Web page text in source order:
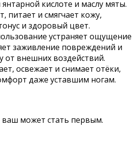
янтарной кислоте и маслу мяты.
питает и смягчает кожу,
и здоровый цвет.
устраняет ощущение
заживление повреждений и
внешних воздействий.
освежает и снимает отёки,
даже уставшим ногам.
может стать первым.